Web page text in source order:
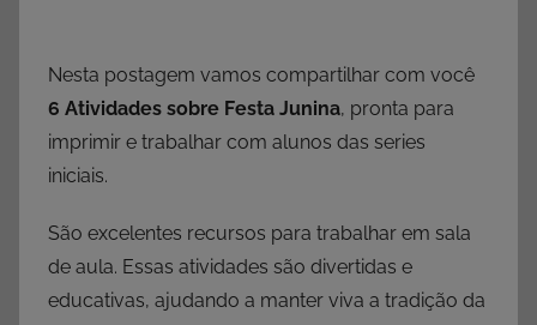
Nesta postagem vamos compartilhar com você
6 Atividades sobre Festa Junina, pronta para
imprimir e trabalhar com alunos das series
iniciais.
São excelentes recursos para trabalhar em sala
de aula. Essas atividades são divertidas e
educativas, ajudando a manter viva a tradição da